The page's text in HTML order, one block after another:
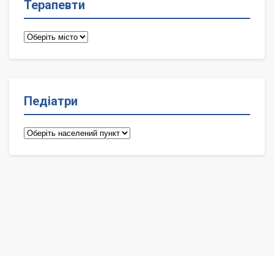
Терапевти
Терапевти
Педіатри
Педіатри